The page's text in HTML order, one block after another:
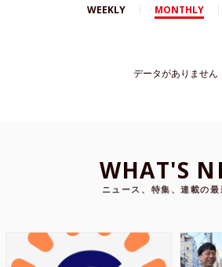
WEEKLY MONTHLY
データがありません
WHAT'S
ニュース、特集、連載の最